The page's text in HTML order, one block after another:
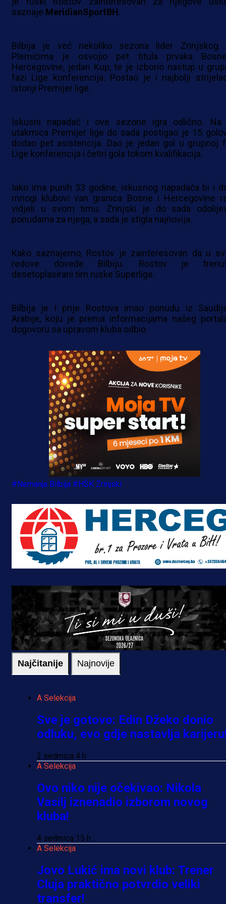
saznaje MeridianSportBH.
Bilbija je već nekoliko sezona lider Zrinjskog.
Plemićima je osvojio pet titula prvaka
Hercegovine, jedan Kup, te je izborio nastup u
fazi Lige konferencija. Postao je i najbolji
istoriji Premijer lige.
Iskusni napadač i ove sezone igra odlično. Na
utakmica Premijer lige do sada postigao je 15
dodao pet asistencija. Dao je jedan gol u grupnoj
Lige konferencija i četiri gola tokom kvalifikacija.
Iako ima punih 33 godine, iskusnog napadača bi i
mnogi klubovi van granica Bosne i Hercegovine
vidjeli u svom timu. Zrinjski je do sada
ponudama za njega, a sada je stigla najnovija.
Kako saznajemo, Rostov je zainteresovan da u
redove dovede Bilbiju. Rostov je
desetoplasirani tim ruske Superlige.
Bilbija je i prije Rostova imao ponudu iz
Arabije, koju je prema informacijama našeg
dogovoru sa upravom kluba odbio.
#Nemanja Bilbija #HŠK Zrinjski
Najčitanije Najnovije
A Selekcija
Sve je gotovo: Edin Džeko donio
odluku, evo gdje nastavlja
2 sedmica 4 h
A Selekcija
Ovo niko nije očekivao: Nikola
Vasilj iznenadio izborom novog
kluba!
4 sedmica 15 h
A Selekcija
Jovo Lukić ima novi klub: Trener
Cluja praktično potvrdio veliki
transfer!